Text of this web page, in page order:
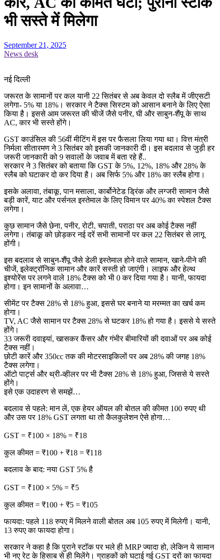
भी सस्ते में मिलेगा
September 21, 2025
News desk
नई दिल्ली
जरूरत के सामानों पर कल यानी 22 सितंबर से अब केवल दो स्लैब में जीएसटी
लगेगा- 5% या 18%। सरकार ने टैक्स सिस्टम को आसान बनाने के लिए ऐसा
किया है। इससे आम जरूरत की चीजें जैसे पनीर, घी और साबुन-शैंपू के साथ
AC, कार भी सस्ते होंगे।
GST काउंसिल की 56वीं मीटिंग में इस पर फैसला लिया गया था। वित्त मंत्री
निर्मला सीतारमण ने 3 सितंबर को इसकी जानकारी दी। इस बदलाव से जुड़ी हर
जरूरी जानकारी को 9 सवालों के जवाब में बता रहे हैं..
सरकार ने 3 सितंबर को बताया कि GST के 5%, 12%, 18% और 28% के
स्लैब को घटाकर दो कर दिया है। अब सिर्फ 5% और 18% का स्लैब होगा।
इसके अलावा, तंबाकू, पान मसाला, कार्बोनेटेड ड्रिंक और लग्जरी सामान जैसे
बड़ी कारें, याट और पर्सनल इस्तेमाल के लिए विमान पर 40% का स्पेशल टैक्स
लगेगा।
कुछ सामान जैसे छेना, पनीर, रोटी, चपाती, पराठा पर अब कोई टैक्स नहीं
लगेगा। तंबाकू को छोड़कर नई दरें सभी सामानों पर कल 22 सितंबर से लागू
होंगी।
इस बदलाव से साबुन-शैंपू जैसे डेली इस्तेमाल होने वाले सामान, खाने-पीने की
चीजें, इलेक्ट्रॉनिक सामान और कारें सस्ती हो जाएंगी। लाइफ और हेल्थ
इश्योरेंस पर लगने वाले 18% टैक्स को भी 0 कर दिया गया है। यानी, फायदा
होगा। इन सामानों के अलावा…
सीमेंट पर टैक्स 28% से 18% हुआ, इससे घर बनाने या मरम्मत का खर्च कम
होगा।
TV, AC जैसे सामान पर टैक्स 28% से घटकर 18% हो गया है। इससे ये सस्ते
होंगे।
33 जरूरी दवाइयां, खासकर कैंसर और गंभीर बीमारियों की दवाओं पर अब कोई
टैक्स नहीं।
छोटी कारें और 350cc तक की मोटरसाइकिलों पर अब 28% की जगह 18%
टैक्स लगेगा।
ऑटो पार्ट्स और थ्री-व्हीलर पर भी टैक्स 28% से 18% हुआ, जिससे ये सस्ते
होंगे।
इसे एक उदाहरण से समझें…
बदलाव से पहले: मान लें, एक हेयर ऑयल की बोतल की कीमत 100 रुपए थी
और उस पर 18% GST लगता था तो कैलकुलेशन ऐसे होगा…
GST = ₹100 × 18% = ₹18
कुल कीमत = ₹100 + ₹18 = ₹118
बदलाव के बाद: नया GST 5% है
GST = ₹100 × 5% = ₹5
कुल कीमत = ₹100 + ₹5 = ₹105
फायदा: पहले 118 रुपए में मिलने वाली बोतल अब 105 रुपए में मिलेगी। यानी,
13 रुपए का फायदा होगा।
सरकार ने कहा है कि पुराने स्टॉक पर भले ही MRP ज्यादा हो, लेकिन ये सामान
भी नए रेट के हिसाब से ही मिलेंगे। ग्राहकों को घटाई गई GST दरों का फायदा